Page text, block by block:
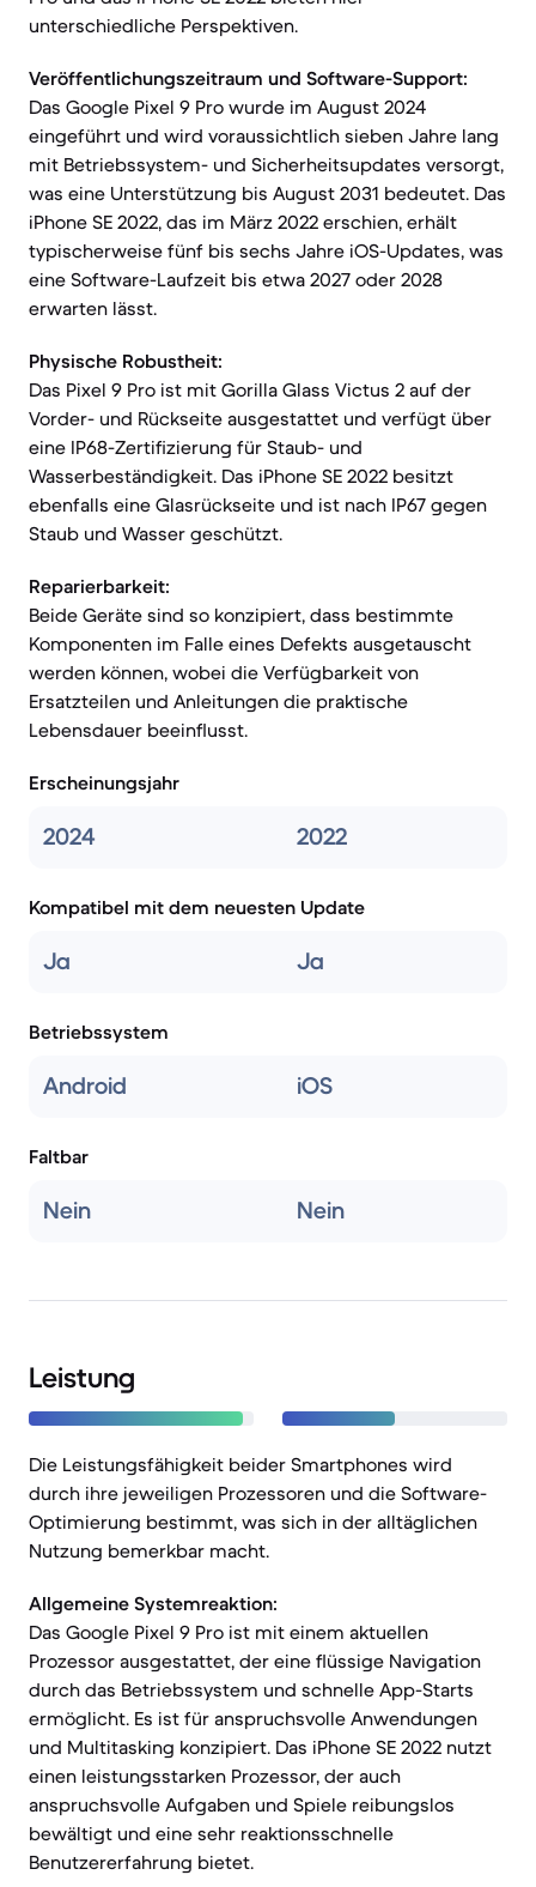
unterschiedliche Perspektiven.
Veröffentlichungszeitraum und Software-Support:
Das Google Pixel 9 Pro wurde im August 2024
eingeführt und wird voraussichtlich sieben Jahre lang
mit Betriebssystem- und Sicherheitsupdates versorgt,
was eine Unterstützung bis August 2031 bedeutet. Das
iPhone SE 2022, das im März 2022 erschien, erhält
typischerweise fünf bis sechs Jahre iOS-Updates, was
eine Software-Laufzeit bis etwa 2027 oder 2028
erwarten lässt.
Physische Robustheit:
Das Pixel 9 Pro ist mit Gorilla Glass Victus 2 auf der
Vorder- und Rückseite ausgestattet und verfügt über
eine IP68-Zertifizierung für Staub- und
Wasserbeständigkeit. Das iPhone SE 2022 besitzt
ebenfalls eine Glasrückseite und ist nach IP67 gegen
Staub und Wasser geschützt.
Reparierbarkeit:
Beide Geräte sind so konzipiert, dass bestimmte
Komponenten im Falle eines Defekts ausgetauscht
werden können, wobei die Verfügbarkeit von
Ersatzteilen und Anleitungen die praktische
Lebensdauer beeinflusst.
Erscheinungsjahr
2024 2022
Kompatibel mit dem neuesten Update
Ja Ja
Betriebssystem
Android iOS
Faltbar
Nein Nein
Leistung
Die Leistungsfähigkeit beider Smartphones wird
durch ihre jeweiligen Prozessoren und die Software-
Optimierung bestimmt, was sich in der alltäglichen
Nutzung bemerkbar macht.
Allgemeine Systemreaktion:
Das Google Pixel 9 Pro ist mit einem aktuellen
Prozessor ausgestattet, der eine flüssige Navigation
durch das Betriebssystem und schnelle App-Starts
ermöglicht. Es ist für anspruchsvolle Anwendungen
und Multitasking konzipiert. Das iPhone SE 2022 nutzt
einen leistungsstarken Prozessor, der auch
anspruchsvolle Aufgaben und Spiele reibungslos
bewältigt und eine sehr reaktionsschnelle
Benutzererfahrung bietet.